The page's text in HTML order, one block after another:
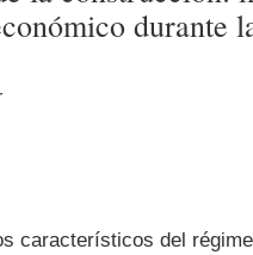
durante
característicos del